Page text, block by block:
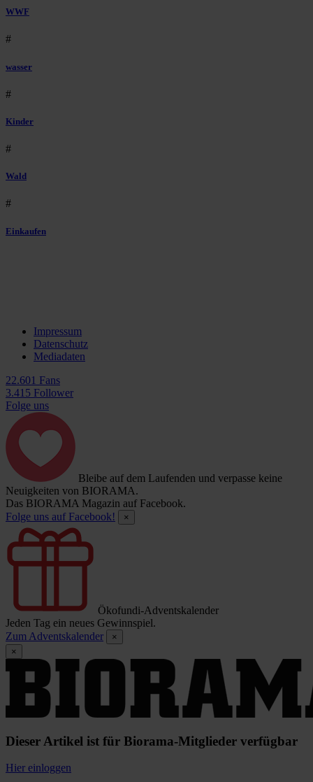
WWF
#
wasser
#
Kinder
#
Wald
#
Einkaufen
Impressum
Datenschutz
Mediadaten
22.601 Fans
3.415 Follower
Folge uns
Bleibe auf dem Laufenden und verpasse keine
Neuigkeiten von BIORAMA.
Das BIORAMA Magazin auf Facebook.
Folge uns auf Facebook!
×
Ökofundi-Adventskalender
Jeden Tag ein neues Gewinnspiel.
Zum Adventskalender
×
×
Dieser Artikel ist für Biorama-Mitglieder verfügbar
Hier einloggen